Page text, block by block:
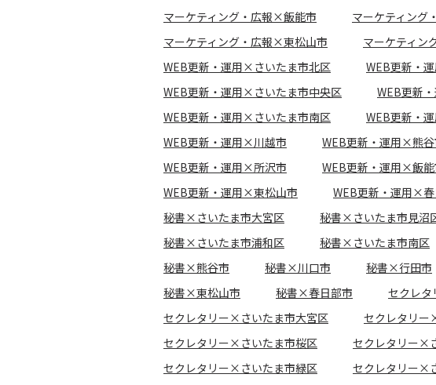
マーケティング・広報×飯能市
マーケティング
マーケティング・広報×東松山市
マーケティン
WEB更新・運用×さいたま市北区
WEB更新・
WEB更新・運用×さいたま市中央区
WEB更新
WEB更新・運用×さいたま市南区
WEB更新・
WEB更新・運用×川越市
WEB更新・運用×熊谷
WEB更新・運用×所沢市
WEB更新・運用×飯能
WEB更新・運用×東松山市
WEB更新・運用×春
秘書×さいたま市大宮区
秘書×さいたま市見沼
秘書×さいたま市浦和区
秘書×さいたま市南区
秘書×熊谷市
秘書×川口市 秘書×行田市
秘書×東松山市
秘書×春日部市 セクレ
セクレタリー×さいたま市大宮区
セクレタリー
セクレタリー×さいたま市桜区
セクレタリー×
セクレタリー×さいたま市緑区
セクレタリー×